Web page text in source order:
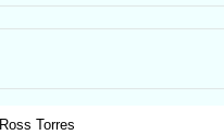
Ross Torres